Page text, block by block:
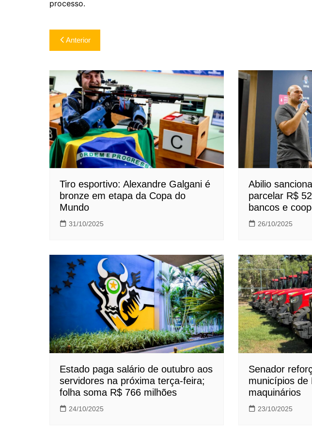
processo.
Navegação
de
Post
Anterior
Tiro esportivo: Alexandre Galgani é
bronze em etapa da Copa do
Mundo
31/10/2025
Abilio
parcelar R$
bancos e
26/10/2025
Estado paga salário de outubro aos
servidores na próxima terça-feira;
folha soma R$ 766 milhões
24/10/2025
Senador
municípios de
maquinários
23/10/2025